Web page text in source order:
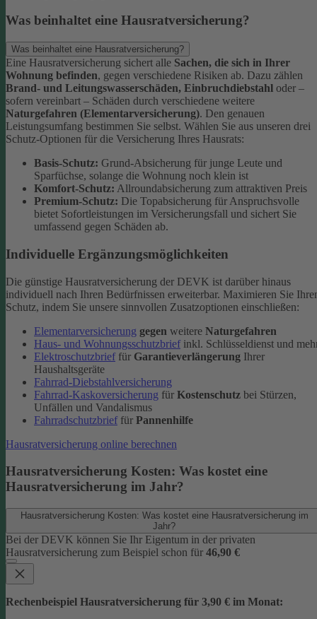
Was beinhaltet eine Hausratversicherung?
Was beinhaltet eine Hausratversicherung?
Eine Hausratversicherung sichert alle Sachen, die sich in Ihrer
Wohnung befinden, gegen verschiedene Risiken ab. Dazu zählen
Brand- und Leitungswasserschäden, Einbruchdiebstahl oder –
sofern vereinbart – Schäden durch verschiedene weitere
Naturgefahren (Elementarversicherung). Den genauen
Leistungsumfang bestimmen Sie selbst. Wählen Sie aus unseren drei
Schutz-Optionen für die Versicherung Ihres Hausrats:
Basis-Schutz: Grund-Absicherung für junge Leute und
Sparfüchse, solange die Wohnung noch klein ist
Komfort-Schutz: Allroundabsicherung zum attraktiven Preis
Premium-Schutz: Die Topabsicherung für Anspruchsvolle
bietet Sofortleistungen im Versicherungsfall und sichert Sie
umfassend gegen Schäden ab.
Individuelle Ergänzungsmöglichkeiten
Die günstige Hausratversicherung der DEVK ist darüber hinaus
individuell nach Ihren Bedürfnissen erweiterbar. Maximieren Sie
Schutz, indem Sie unsere sinnvollen Zusatzoptionen einschließen:
Elementarversicherung gegen weitere Naturgefahren
Haus- und Wohnungsschutzbrief inkl. Schlüsseldienst und
Elektroschutzbrief für Garantieverlängerung Ihrer
Haushaltsgeräte
Fahrrad-Diebstahlversicherung
Fahrrad-Kaskoversicherung für Kostenschutz bei Stürzen,
Unfällen und Vandalismus
Fahrradschutzbrief für Pannenhilfe
Hausratversicherung online berechnen
Hausratversicherung Kosten: Was kostet eine
Hausratversicherung im Jahr?
Hausratversicherung Kosten: Was kostet eine Hausratversicherung im
Jahr?
Bei der DEVK können Sie Ihr Eigentum in der privaten
Hausratversicherung zum Beispiel schon für 46,90 €
Rechenbeispiel Hausratversicherung für 3,90 € im Monat: